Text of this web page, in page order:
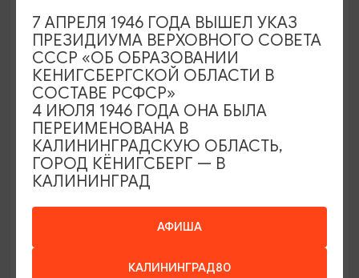
МАСТЕР-КЛАССЫ
Мастер-классы по керамике Елены
Бодяковой
Калининград, ул. Баранова, 45
АФИША
КАЛИНИНГРАД80
7 АПРЕЛЯ 1946 ГОДА ВЫШЕЛ УКАЗ
ПРЕЗИДИУМА ВЕРХОВНОГО СОВЕТА
СССР «ОБ ОБРАЗОВАНИИ
КЕНИГСБЕРГСКОЙ ОБЛАСТИ В
СОСТАВЕ РСФСР»
4 ИЮЛЯ 1946 ГОДА ОНА БЫЛА
ПЕРЕИМЕНОВАНА В
КАЛИНИНГРАДСКУЮ ОБЛАСТЬ,
ГОРОД КЁНИГСБЕРГ — В
КАЛИНИНГРАД